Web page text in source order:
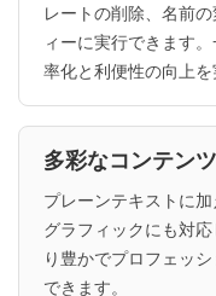
レートの削除、名前
ィーに実行できます
率化と利便性の向上を
多彩なコンテン
プレーンテキストに
グラフィックにも対
り豊かでプロフェッ
できます。